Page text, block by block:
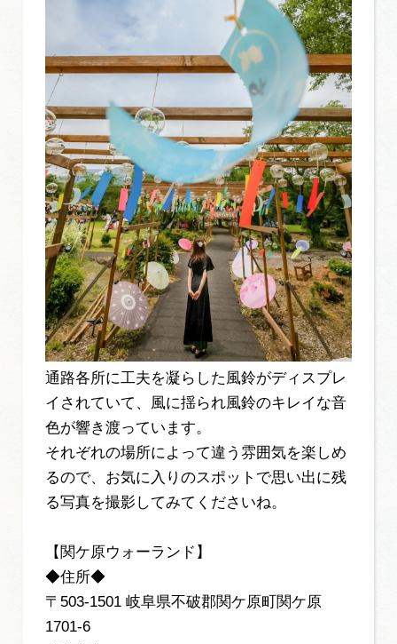
通路各所に工夫を凝らした風鈴がディスプレ
イされていて、風に揺られ風鈴のキレイな音
色が響き渡っています。
それぞれの場所によって違う雰囲気を楽しめ
るので、お気に入りのスポットで思い出に残
る写真を撮影してみてくださいね。
【関ケ原ウォーランド】
◆住所◆
〒503-1501 岐阜県不破郡関ケ原町関ケ原
1701-6